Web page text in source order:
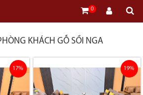
0
KHÁCH GỖ SỒI NGA
17% 19%